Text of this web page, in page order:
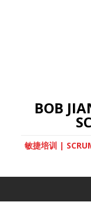
BOB
敏捷培训 |